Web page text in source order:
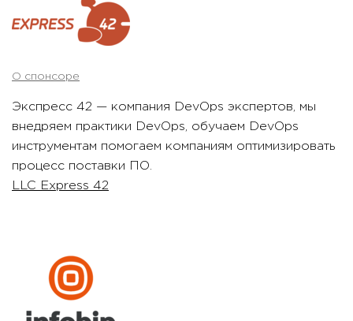
О спонсоре
Экспресс 42 — компания DevOps экспертов, мы
внедряем практики DevOps, обучаем DevOps
инструментам помогаем компаниям оптимизировать
процесс поставки ПО.
LLC Express 42